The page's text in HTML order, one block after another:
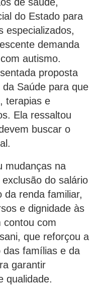
de saúde,
do Estado para
especializados,
demanda
autismo.
proposta
Saúde para que
terapias e
Ela ressaltou
buscar o
mudanças na
do salário
da renda familiar,
e dignidade às
contou com
que reforçou a
das famílias e da
garantir
qualidade.